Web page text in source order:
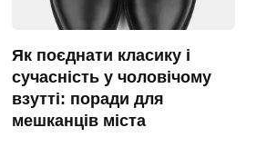
Як поєднати класику і
сучасність у чоловічому
взутті: поради для
мешканців міста